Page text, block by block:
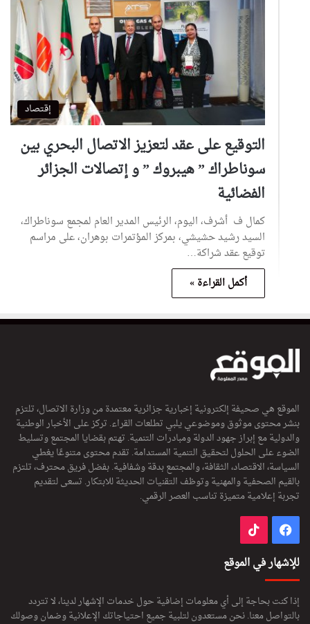
إقتصاد
التوقيع على عقد لتعزيز الاتصال البحري بين
سوناطراك ” هيبروك ” و إتصالات الجزائر
الفضائية
كمال ف أشرف، اليوم، الرئيس المدير العام لمجمع سوناطراك،
السيد رشيد حشيشي، بمركز المؤتمرات بوهران، على مراسم
توقيع عقد شراكة…
أكمل القراءة »
الموقع هي صحيفة إلكترونية إخبارية جزائرية معتمدة من وزارة الاتصال، تلتزم
بنشر محتوى موثوق وموضوعي يلبي تطلعات القراء. تركز على الأخبار الوطنية
والدولية مع إبراز جهود الدولة ومبادرات التنمية. تهتم بقضايا المجتمع وتسليط
الضوء على الحلول لتحقيق التنمية المستدامة. تقدم محتوى متنوعًا يغطي
السياسة، الاقتصاد، الثقافة، والمجتمع بدقة وشفافية. بفضل فريق محترف، تلتزم
بالقيم الصحفية والمهنية وتوظف التقنيات الحديثة للابتكار. تسعى لتقديم
تجربة إعلامية متميزة تناسب العصر الرقمي.
فيسبوك
للإشهار في الموقع
إذا كنت بحاجة إلى أي معلومات إضافية حول خدمات الإشهار لدينا، لا تتردد
بالتواصل معنا. نحن مستعدون لتلبية جميع احتياجاتك الإعلانية وضمان وصولك